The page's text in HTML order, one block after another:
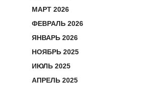
МАРТ 2026
ФЕВРАЛЬ 2026
ЯНВАРЬ 2026
НОЯБРЬ 2025
ИЮЛЬ 2025
АПРЕЛЬ 2025